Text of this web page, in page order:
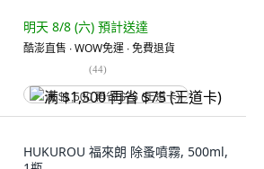
明天 8/8 (六) 預計送達
酷澎直售 ∙ WOW免運 ∙ 免費退貨
(44)
满 $1,500 再省 $75 (王道卡)
HUKUROU 福來朗 除蚤噴霧, 500ml,